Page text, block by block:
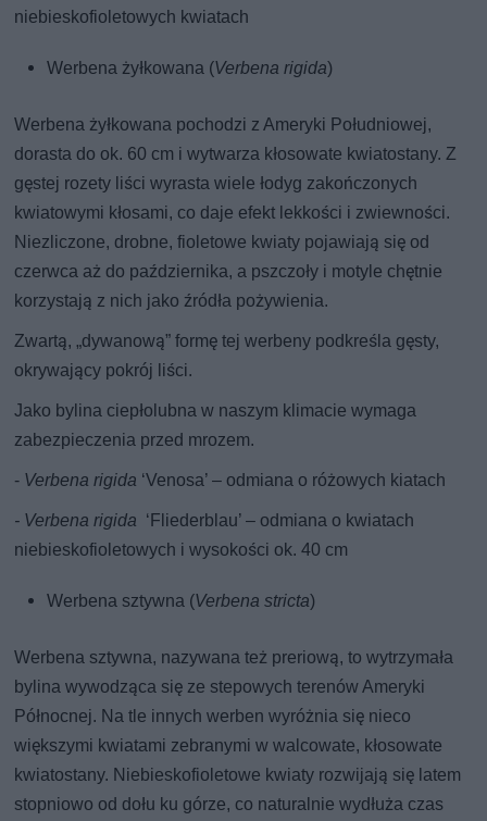
niebieskofioletowych kwiatach
Werbena żyłkowana (Verbena rigida)
Werbena żyłkowana pochodzi z Ameryki Południowej,
dorasta do ok. 60 cm i wytwarza kłosowate kwiatostany. Z
gęstej rozety liści wyrasta wiele łodyg zakończonych
kwiatowymi kłosami, co daje efekt lekkości i zwiewności.
Niezliczone, drobne, fioletowe kwiaty pojawiają się od
czerwca aż do października, a pszczoły i motyle chętnie
korzystają z nich jako źródła pożywienia.
Zwartą, „dywanową” formę tej werbeny podkreśla gęsty,
okrywający pokrój liści.
Jako bylina ciepłolubna w naszym klimacie wymaga
zabezpieczenia przed mrozem.
- Verbena rigida ‘Venosa’ – odmiana o różowych kiatach
- Verbena rigida ‘Fliederblau’ – odmiana o kwiatach
niebieskofioletowych i wysokości ok. 40 cm
Werbena sztywna (Verbena stricta)
Werbena sztywna, nazywana też preriową, to wytrzymała
bylina wywodząca się ze stepowych terenów Ameryki
Północnej. Na tle innych werben wyróżnia się nieco
większymi kwiatami zebranymi w walcowate, kłosowate
kwiatostany. Niebieskofioletowe kwiaty rozwijają się latem
stopniowo od dołu ku górze, co naturalnie wydłuża czas